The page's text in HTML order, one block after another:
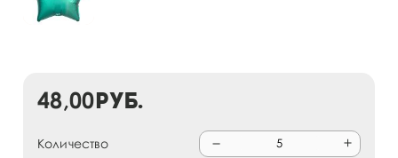
48,00руб.
Количество